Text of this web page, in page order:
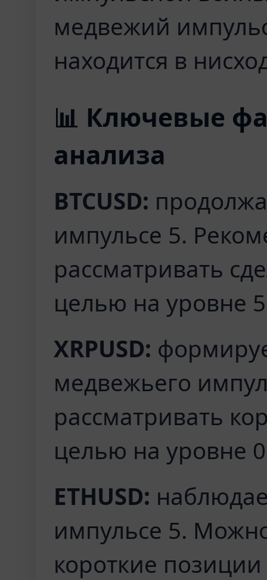
медвежий
находится в
📊 Ключевые
анализа
BTCUSD:
импульсе 5.
рассматривать
целью на уровне
XRPUSD:
медвежьего
рассматривать
целью на уровне
ETHUSD:
импульсе 5.
короткие